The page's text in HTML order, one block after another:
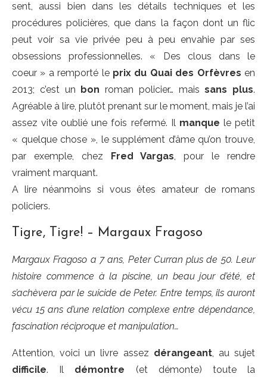
sent, aussi bien dans les détails techniques et les
procédures policières, que dans la façon dont un flic
peut voir sa vie privée peu à peu envahie par ses
obsessions professionnelles. « Des clous dans le
coeur » a remporté le prix du Quai des Orfèvres en
2013; c’est un bon roman policier… maissans plus.
Agréable à lire, plutôt prenant sur le moment, mais je l’ai
assez vite oublié une fois refermé. Il manque le petit
« quelque chose », le supplément d’âme qu’on trouve,
par exemple, chez Fred Vargas, pour le rendre
vraiment marquant.
A lire néanmoins si vous êtes amateur de romans
policiers.
Tigre, Tigre! – Margaux Fragoso
Margaux Fragoso a 7 ans, Peter Curran plus de 50. Leur
histoire commence à la piscine, un beau jour d’été, et
s’achèvera par le suicide de Peter. Entre temps, ils auront
vécu 15 ans d’une relation complexe entre dépendance,
fascination réciproque et manipulation…
Attention, voici un livre assez dérangeant, au sujet
difficile. Il démontre (et démonte) toute la